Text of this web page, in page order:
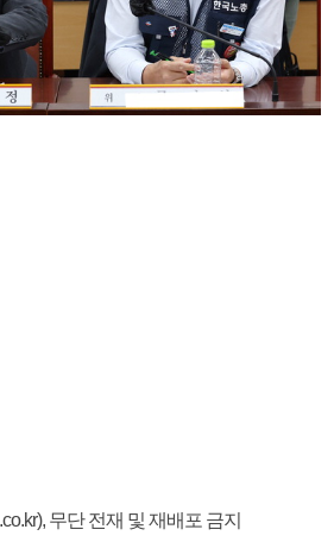
무단 전재 및 재배포 금지